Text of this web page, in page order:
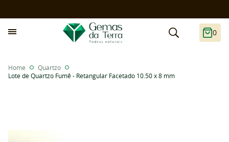
0
Home
Quartzo
Lote de Quartzo Fumê - Retangular Facetado 10.50 x 8 mm